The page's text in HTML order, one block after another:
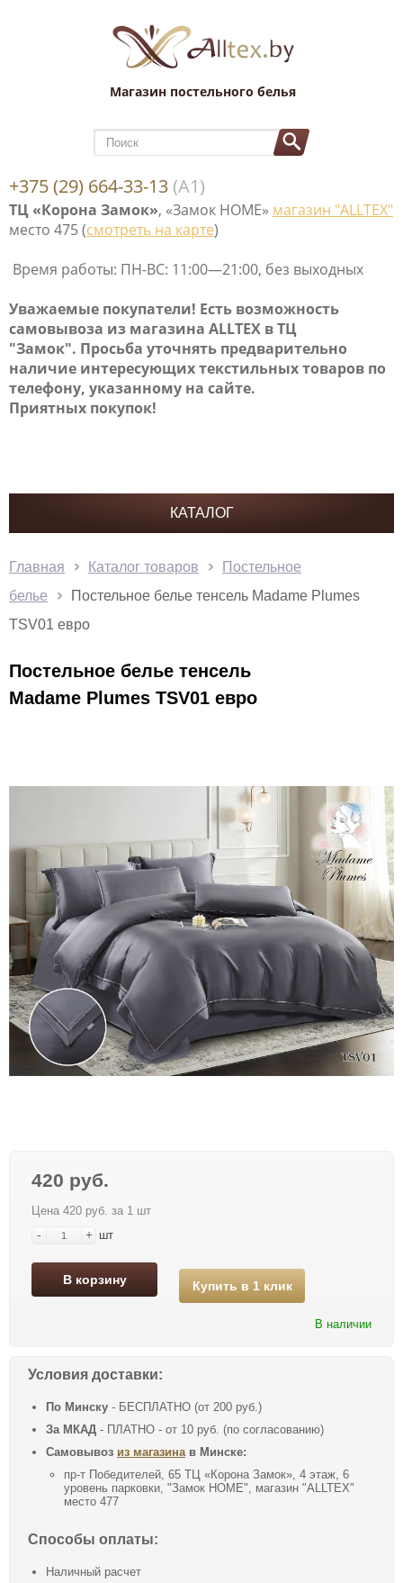
Магазин постельного белья
+375 (29) 664-33-13 (А1)
ТЦ «Корона Замок», «Замок НОМЕ» магазин "ALLTEX"
место 475 (смотреть на карте)
Время работы: ПН-ВС: 11:00—21:00, без выходных
Уважаемые покупатели! Есть возможность
самовывоза из магазина ALLTEX в ТЦ
"Замок". Просьба уточнять предварительно
наличие интересующих текстильных товаров по
телефону, указанному на сайте.
Приятных покупок!
КАТАЛОГ
Главная Каталог товаров
Постельное
белье
Постельное белье тенсель Madame Plumes
TSV01 евро
Постельное белье тенсель
Madame Plumes TSV01 евро
420 руб.
Цена 420 руб. за 1 шт
- + шт
В корзину Купить в 1 клик
В наличии
Условия доставки:
По Минску - БЕСПЛАТНО (от 200 руб.)
За МКАД - ПЛАТНО - от 10 руб. (по согласованию)
Самовывоз из магазина в Минске:
пр-т Победителей, 65 ТЦ «Корона Замок», 4 этаж, 6
уровень парковки, "Замок HOME", магазин "ALLTEX"
место 477
Способы оплаты:
Наличный расчет